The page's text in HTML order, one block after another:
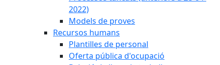
2022)
Models de proves
Recursos humans
Plantilles de personal
Oferta pública d'ocupació